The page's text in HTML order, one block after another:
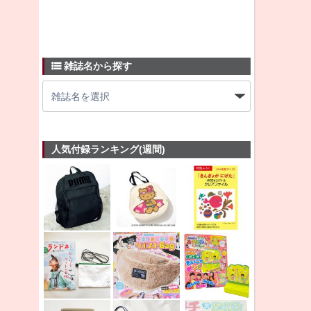
雑誌名から探す
人気付録ランキング(週間)